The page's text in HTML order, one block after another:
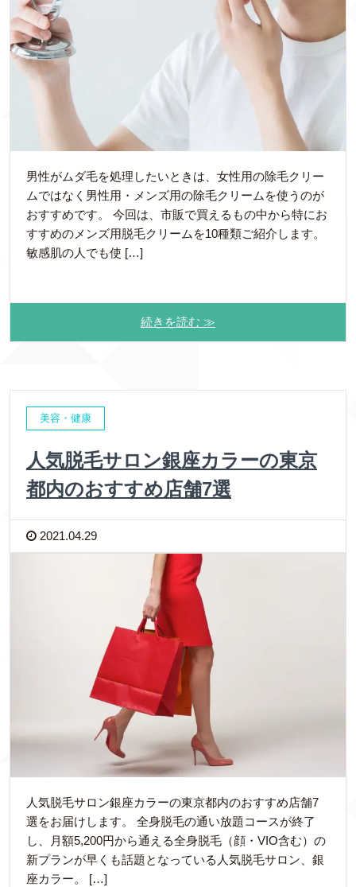
男性がムダ毛を処理したいときは、女性用の除毛クリー
ムではなく男性用・メンズ用の除毛クリームを使うのが
おすすめです。 今回は、市販で買えるもの中から特にお
すすめのメンズ用脱毛クリームを10種類ご紹介します。
敏感肌の人でも使 […]
続きを読む ≫
美容・健康
人気脱毛サロン銀座カラーの東京
都内のおすすめ店舗7選
2021.04.29
人気脱毛サロン銀座カラーの東京都内のおすすめ店舗7
選をお届けします。 全身脱毛の通い放題コースが終了
し、月額5,200円から通える全身脱毛（顔・VIO含む）の
新プランが早くも話題となっている人気脱毛サロン、銀
座カラー。 […]